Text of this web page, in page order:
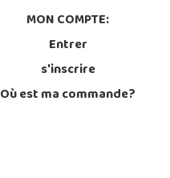
MON COMPTE:
Entrer
s'inscrire
Où est ma commande?